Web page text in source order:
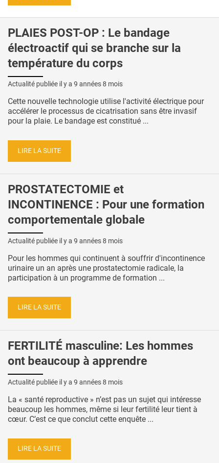
PLAIES POST-OP : Le bandage
électroactif qui se branche sur la
température du corps
Actualité publiée il y a 9 années 8 mois
Cette nouvelle technologie utilise l'activité électrique pour
accélérer le processus de cicatrisation sans être invasif
pour la plaie. Le bandage est constitué ...
LIRE LA SUITE
PROSTATECTOMIE et
INCONTINENCE : Pour une formation
comportementale globale
Actualité publiée il y a 9 années 8 mois
Pour les hommes qui continuent à souffrir d'incontinence
urinaire un an après une prostatectomie radicale, la
participation à un programme de formation ...
LIRE LA SUITE
FERTILITÉ masculine: Les hommes
ont beaucoup à apprendre
Actualité publiée il y a 9 années 8 mois
La « santé reproductive » n’est pas un sujet qui intéresse
beaucoup les hommes, même si leur fertilité leur tient à
cœur. C’est ce que conclut cette enquête ...
LIRE LA SUITE